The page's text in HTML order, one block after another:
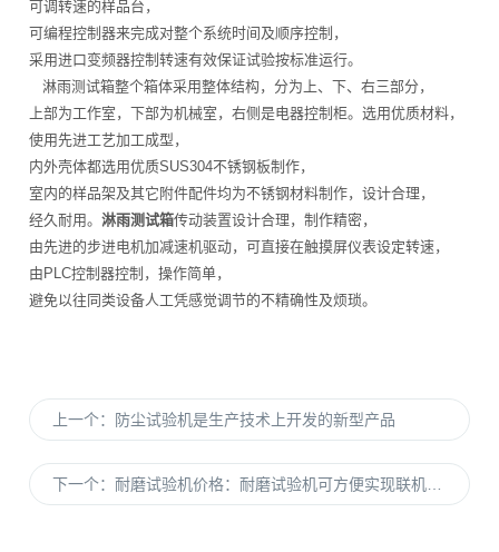
可调转速的样品台，
可编程控制器来完成对整个系统时间及顺序控制，
采用进口变频器控制转速有效保证试验按标准运行。
淋雨测试箱整个箱体采用整体结构，分为上、下、右三部分，
上部为工作室，下部为机械室，右侧是电器控制柜。选用优质材料，
使用先进工艺加工成型，
内外壳体都选用优质SUS304不锈钢板制作，
室内的样品架及其它附件配件均为不锈钢材料制作，设计合理，
经久耐用。淋雨测试箱传动装置设计合理，制作精密，
由先进的步进电机加减速机驱动，可直接在触摸屏仪表设定转速，
由PLC控制器控制，操作简单，
避免以往同类设备人工凭感觉调节的不精确性及烦琐。
上一个： 防尘试验机是生产技术上开发的新型产品
下一个：耐磨试验机价格：耐磨试验机可方便实现联机自动化